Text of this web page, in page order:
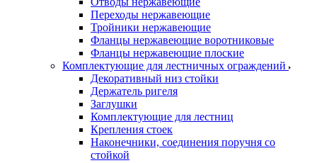
Переходы нержавеющие
Тройники нержавеющие
Фланцы нержавеющие воротниковые
Фланцы нержавеющие плоские
Комплектующие для лестничных ограждений
Декоративный низ стойки
Держатель ригеля
Заглушки
Комплектующие для лестниц
Крепления стоек
Наконечники, соединения поручня со
стойкой